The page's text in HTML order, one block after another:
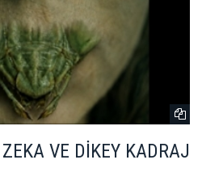
VE DİKEY KADRAJ